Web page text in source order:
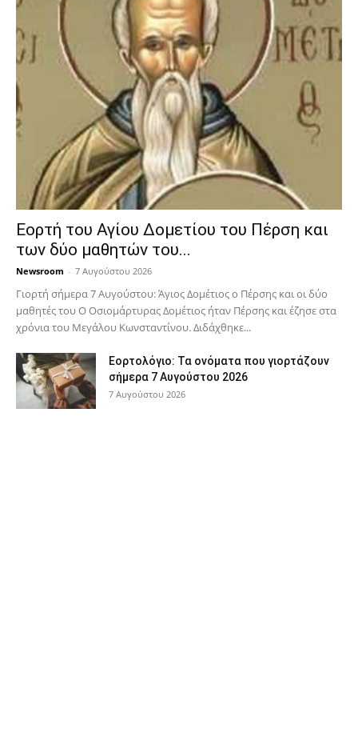
Εορτή του Αγίου Δομετίου του Πέρση και
των δύο μαθητών του...
Newsroom - 7 Αυγούστου 2026
Γιορτή σήμερα 7 Αυγούστου: Άγιος Δομέτιος ο Πέρσης και οι δύο
μαθητές του Ο Oσιομάρτυρας Δομέτιος ήταν Πέρσης και έζησε στα
χρόνια του Μεγάλου Κωνσταντίνου. Διδάχθηκε...
Εορτολόγιο: Τα ονόματα που γιορτάζουν
σήμερα 7 Αυγούστου 2026
7 Αυγούστου 2026